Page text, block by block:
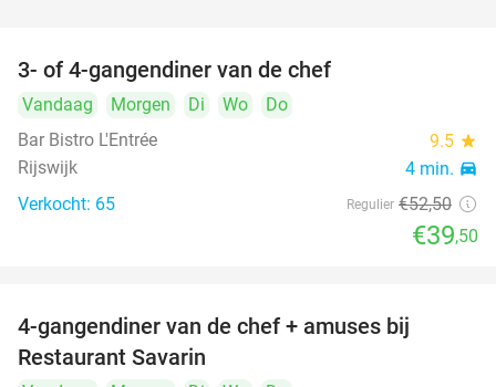
3- of 4-gangendiner van de chef
Vandaag Morgen Di Wo
Do
Bar Bistro L'Entrée
9.5 star
Rijswijk 4 min. directions_car
Verkocht: 65 Regulier €52,50
€39,50
4-gangendiner van de chef + amuses bij
Restaurant Savarin